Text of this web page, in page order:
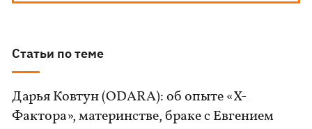
Статьи по теме
Дарья Ковтун (ODARA): об опыте «Х-
Фактора», материнстве, браке с Евгением